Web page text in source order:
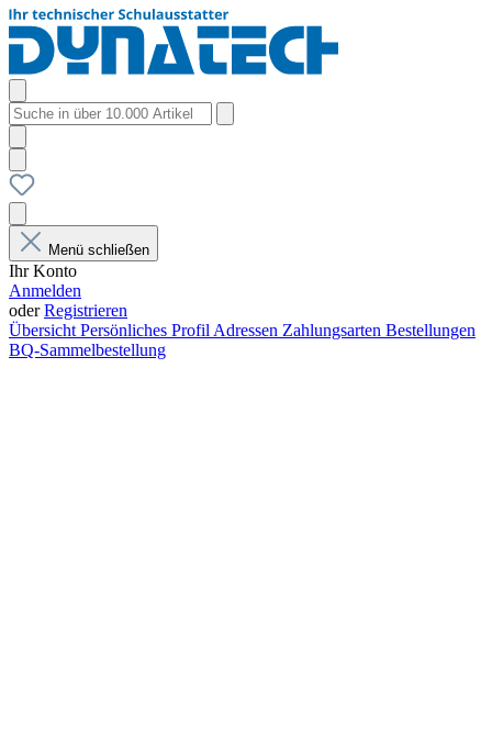
Menü schließen
Ihr Konto
Anmelden
oderRegistrieren
Übersicht Persönliches Profil Adressen Zahlungsarten Bestellungen
BQ-Sammelbestellung